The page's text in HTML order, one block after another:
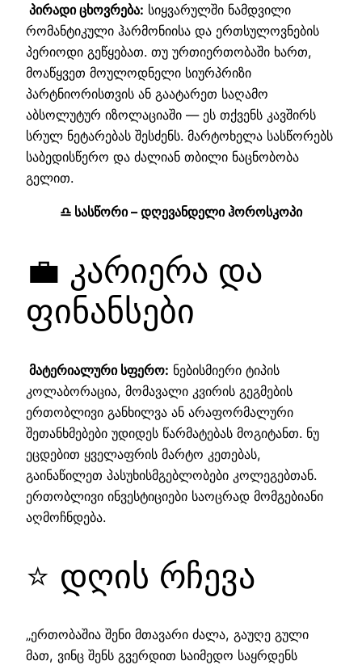
პირადი ცხოვრება: სიყვარულში ნამდვილი
რომანტიკული ჰარმონიისა და ერთსულოვნების
პერიოდი გეწყებათ. თუ ურთიერთობაში ხართ,
მოაწყვეთ მოულოდნელი სიურპრიზი
პარტნიორისთვის ან გაატარეთ საღამო
აბსოლუტურ იზოლაციაში — ეს თქვენს კავშირს
სრულ ნეტარებას შესძენს. მარტოხელა სასწორებს
საბედისწერო და ძალიან თბილი ნაცნობობა
გელით.
♎ სასწორი – დღევანდელი ჰოროსკოპი
💼 კარიერა და
ფინანსები
მატერიალური სფერო: ნებისმიერი ტიპის
კოლაბორაცია, მომავალი კვირის გეგმების
ერთობლივი განხილვა ან არაფორმალური
შეთანხმებები უდიდეს წარმატებას მოგიტანთ. ნუ
ეცდებით ყველაფრის მარტო კეთებას,
გაინაწილეთ პასუხისმგებლობები კოლეგებთან.
ერთობლივი ინვესტიციები საოცრად მომგებიანი
აღმოჩნდება.
⭐ დღის რჩევა
„ერთობაშია შენი მთავარი ძალა, გაუღე გული
მათ, ვინც შენს გვერდით საიმედო საყრდენს